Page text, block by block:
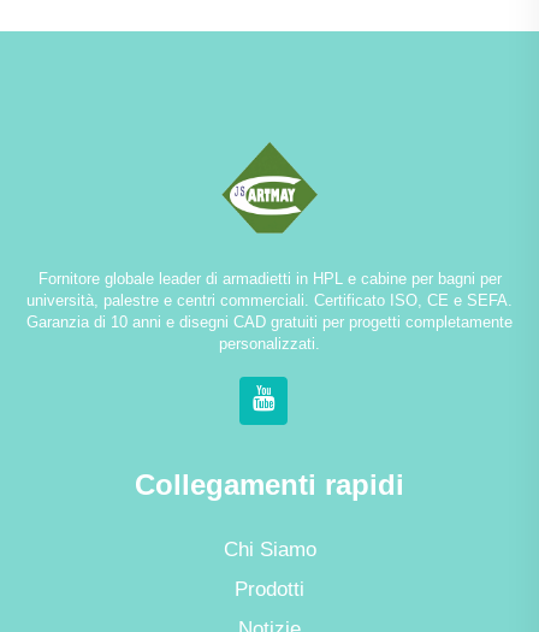
grado durevole
Fornitore globale leader di armadietti in HPL e cabine per bagni per
università, palestre e centri commerciali. Certificato ISO, CE e SEFA.
Garanzia di 10 anni e disegni CAD gratuiti per progetti completamente
personalizzati.
Collegamenti rapidi
Chi Siamo
Prodotti